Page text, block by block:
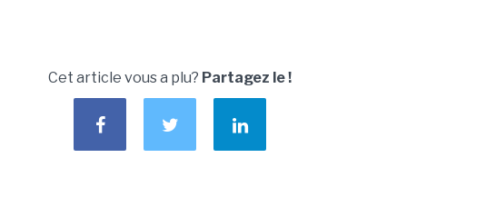
Cet article vous a plu? Partagez le !